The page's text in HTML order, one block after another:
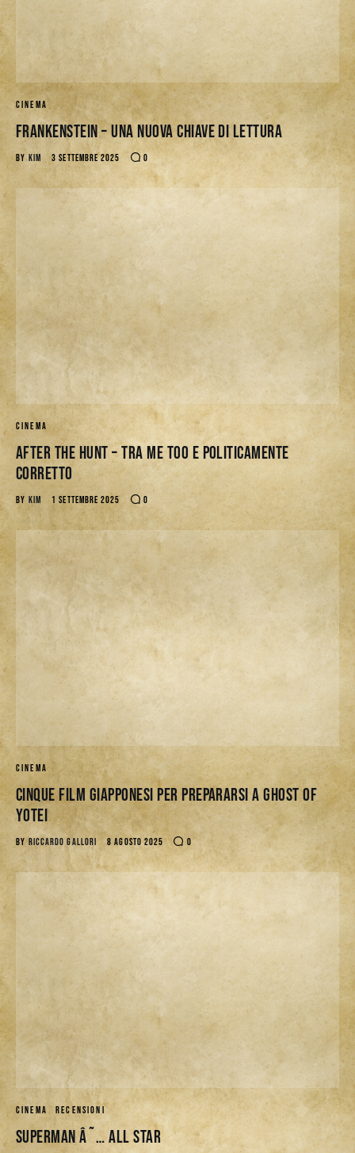
CINEMA
Frankenstein – Una nuova chiave di lettura
BY KIM 3 SETTEMBRE 2025 0
CINEMA
After The Hunt – Tra Me Too e politicamente
corretto
BY KIM 1 SETTEMBRE 2025 0
CINEMA
Cinque Film giapponesi per prepararsi a Ghost of
Yotei
BY RICCARDO GALLORI 8 AGOSTO 2025 0
CINEMA RECENSIONI
SUPERMAN â˜… ALL STAR